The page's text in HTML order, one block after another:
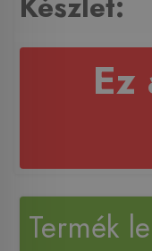
Termék